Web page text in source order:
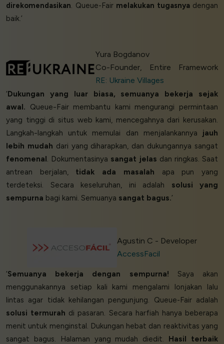
direkomendasikan. Queue-Fair melakukan tugasnyadengan
baik.’
Yura Bogdanov
Co-Founder, Entire Framework
RE: Ukraine Villages
‘Dukungan yang luar biasa, semuanya bekerja sejak
awal. Queue-Fair membantu kami mengurangi permintaan
yang tinggi di situs web kami, mencegahnya dari kerusakan.
Langkah-langkah untuk memulai dan menjalankannya jauh
lebih mudah dari yang diharapkan, dan dukungannya sangat
fenomenal . Dokumentasinya sangat jelas dan ringkas. Saat
antrean berjalan, tidak ada masalah apa pun yang
terdeteksi. Secara keseluruhan, ini adalah solusi yang
sempurna bagi kami. Semuanya sangat bagus.’
Agustin C - Developer
AccessFacil
‘Semuanya bekerja dengan sempurna! Saya akan
menggunakannya setiap kali kami mengalami lonjakan lalu
lintas agar tidak kehilangan pengunjung. Queue-Fair adalah
solusi termurah di pasaran. Secara harfiah hanya beberapa
menit untuk menginstal. Dukungan hebat dan reaktivitas yang
sangat bagus. Halaman yang mudah diedit. Hasil terbaik